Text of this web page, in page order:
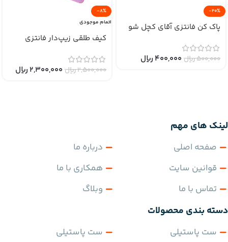
-20%
پاک کن فانتزی آقای کچل شو
500,000﷼ 400,000 ﷼
-8%
اتمام موجودی
کیف طلقی زیپ‌دار فانتزی
2,500,000﷼ 2,300,000 ﷼
لینک های مهم
صفحه اصلی
قوانین سایت
تماس با ما
درباره ما
همکاری با ما
وبلاگ
دسته بندی محصولات
ست پاستیلی
ست پاستیلی